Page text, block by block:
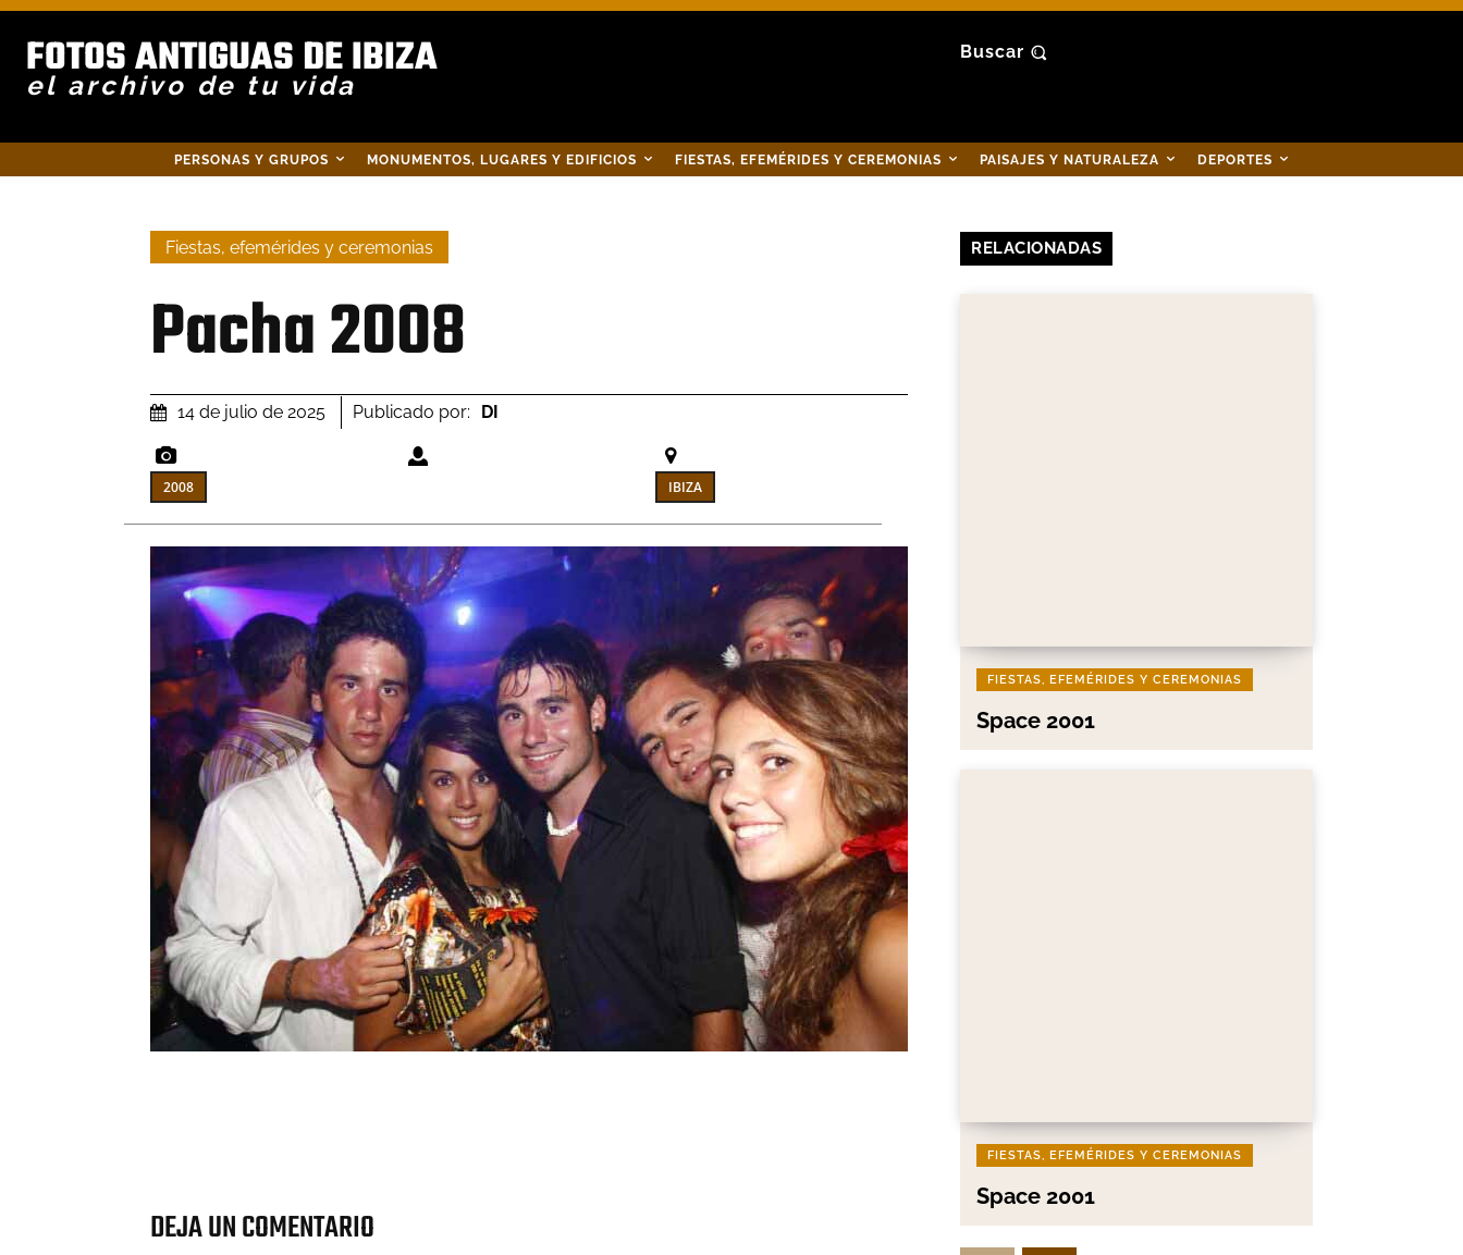
FOTOS ANTIGUAS DE IBIZA
el archivo de tu vida
Buscar
PERSONAS Y GRUPOS MONUMENTOS, LUGARES Y EDIFICIOS FIESTAS, EFEMÉRIDES Y CEREMONIAS PAISAJES Y NATURALEZA DEPORTES
Fiestas, efemérides y ceremonias
Pacha 2008
14 de julio de 2025 Publicado por: DI
2008 IBIZA
DEJA UN COMENTARIO
RELACIONADAS
FIESTAS, EFEMÉRIDES Y CEREMONIAS
Space 2001
FIESTAS, EFEMÉRIDES Y CEREMONIAS
Space 2001